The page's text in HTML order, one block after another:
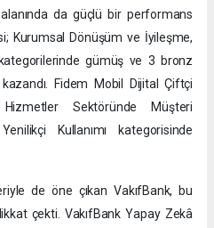
da güçlü bir performans
Kurumsal Dönüşüm ve İyileşme,
gümüş ve 3 bronz
Fidem Mobil Dijital Çiftçi
Sektöründe Müşteri
Kullanımı kategorisinde
de öne çıkan VakıfBank, bu
çekti. VakıfBank Yapay Zekâ